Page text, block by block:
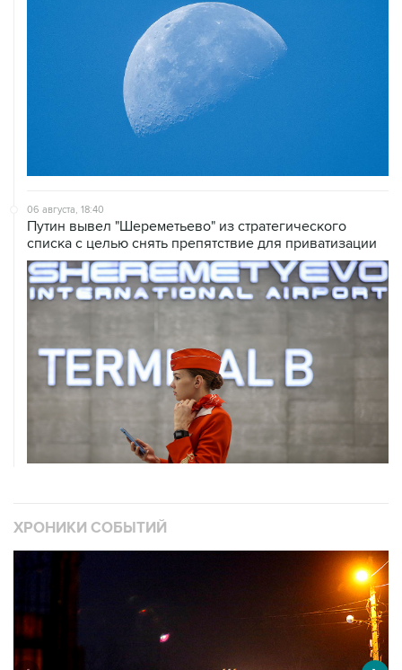
06 августа, 18:40
Путин вывел "Шереметьево" из стратегического
списка с целью снять препятствие для приватизации
ХРОНИКИ СОБЫТИЙ